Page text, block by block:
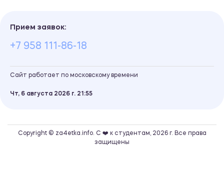
Прием заявок:
+7 958 111-86-18
Сайт работает по московскому времени
Чт, 6 августа 2026 г. 21 55
Copyright © za4etka.info. С ❤️ к студентам, 2026 г. Все права
защищены